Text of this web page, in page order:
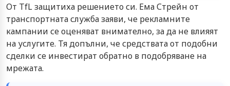
От TfL защитиха решението си. Ема Стрейн от
транспортната служба заяви, че рекламните
кампании се оценяват внимателно, за да не влияят
на услугите. Тя допълни, че средствата от подобни
сделки се инвестират обратно в подобряване на
мрежата.